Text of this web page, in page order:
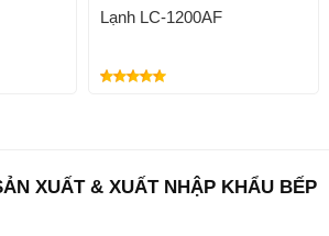
Lạnh LC-1200AF
XUẤT & XUẤT NHẬP KHẨU BẾP